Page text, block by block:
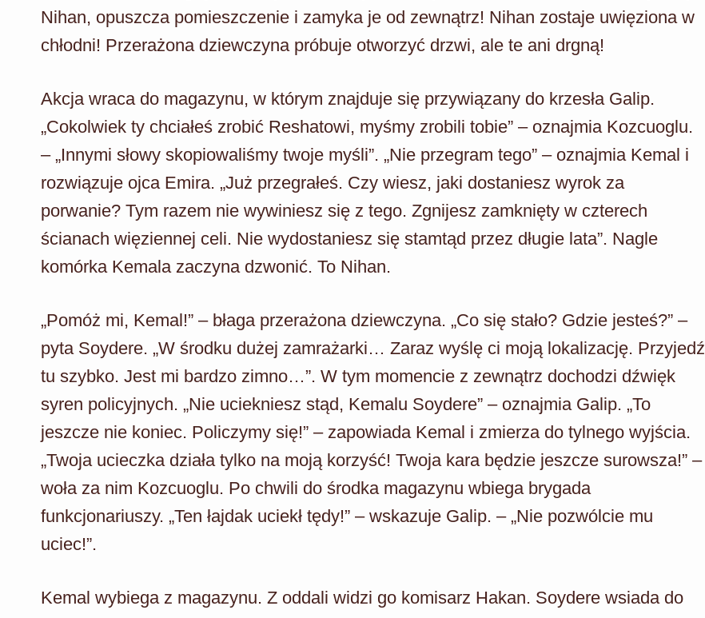
Nihan, opuszcza pomieszczenie i zamyka je od zewnątrz! Nihan zostaje uwięziona w
chłodni! Przerażona dziewczyna próbuje otworzyć drzwi, ale te ani drgną!
Akcja wraca do magazynu, w którym znajduje się przywiązany do krzesła Galip.
„Cokolwiek ty chciałeś zrobić Reshatowi, myśmy zrobili tobie” – oznajmia Kozcuoglu.
– „Innymi słowy skopiowaliśmy twoje myśli”. „Nie przegram tego” – oznajmia Kemal i
rozwiązuje ojca Emira. „Już przegrałeś. Czy wiesz, jaki dostaniesz wyrok za
porwanie? Tym razem nie wywiniesz się z tego. Zgnijesz zamknięty w czterech
ścianach więziennej celi. Nie wydostaniesz się stamtąd przez długie lata”. Nagle
komórka Kemala zaczyna dzwonić. To Nihan.
„Pomóż mi, Kemal!” – błaga przerażona dziewczyna. „Co się stało? Gdzie jesteś?” –
pyta Soydere. „W środku dużej zamrażarki… Zaraz wyślę ci moją lokalizację. Przyjedź
tu szybko. Jest mi bardzo zimno…”. W tym momencie z zewnątrz dochodzi dźwięk
syren policyjnych. „Nie uciekniesz stąd, Kemalu Soydere” – oznajmia Galip. „To
jeszcze nie koniec. Policzymy się!” – zapowiada Kemal i zmierza do tylnego wyjścia.
„Twoja ucieczka działa tylko na moją korzyść! Twoja kara będzie jeszcze surowsza!” –
woła za nim Kozcuoglu. Po chwili do środka magazynu wbiega brygada
funkcjonariuszy. „Ten łajdak uciekł tędy!” – wskazuje Galip. – „Nie pozwólcie mu
uciec!”.
Kemal wybiega z magazynu. Z oddali widzi go komisarz Hakan. Soydere wsiada do